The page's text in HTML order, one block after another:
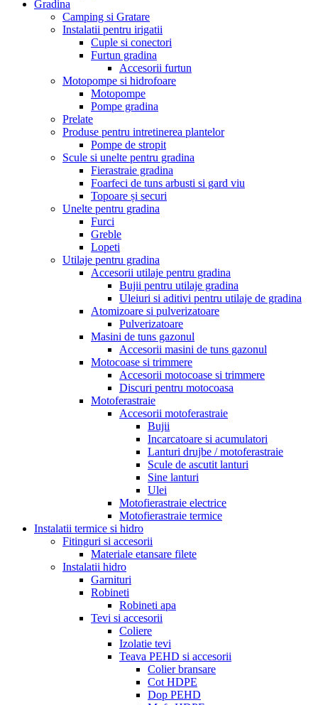
Gradina
Camping si Gratare
Instalatii pentru irigatii
Cuple si conectori
Furtun gradina
Accesorii furtun
Motopompe si hidrofoare
Motopompe
Pompe gradina
Prelate
Produse pentru intretinerea plantelor
Pompe de stropit
Scule si unelte pentru gradina
Fierastraie gradina
Foarfeci de tuns arbusti si gard viu
Topoare și securi
Unelte pentru gradina
Furci
Greble
Lopeti
Utilaje pentru gradina
Accesorii utilaje pentru gradina
Bujii pentru utilaje gradina
Uleiuri si aditivi pentru utilaje de gradina
Atomizoare si pulverizatoare
Pulverizatoare
Masini de tuns gazonul
Accesorii masini de tuns gazonul
Motocoase si trimmere
Accesorii motocoase si trimmere
Discuri pentru motocoasa
Motoferastraie
Accesorii motoferastraie
Bujii
Incarcatoare si acumulatori
Lanturi drujbe / motoferastraie
Scule de ascutit lanturi
Sine lanturi
Ulei
Motofierastraie electrice
Motofierastraie termice
Instalatii termice si hidro
Fitinguri si accesorii
Materiale etansare filete
Instalatii hidro
Garnituri
Robineti
Robineti apa
Tevi si accesorii
Coliere
Izolatie tevi
Teava PEHD si accesorii
Colier bransare
Cot HDPE
Dop PEHD